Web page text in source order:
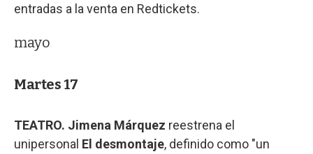
entradas a la venta en Redtickets.
mayo
Martes 17
TEATRO. Jimena Márquez reestrena el
unipersonal El desmontaje, definido como "un